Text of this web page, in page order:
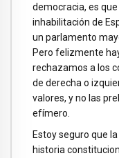
democracia, es
inhabilitación de
un parlamento
Pero felizmente
rechazamos a los
de derecha o
valores, y no las
efímero.
Estoy seguro que
historia